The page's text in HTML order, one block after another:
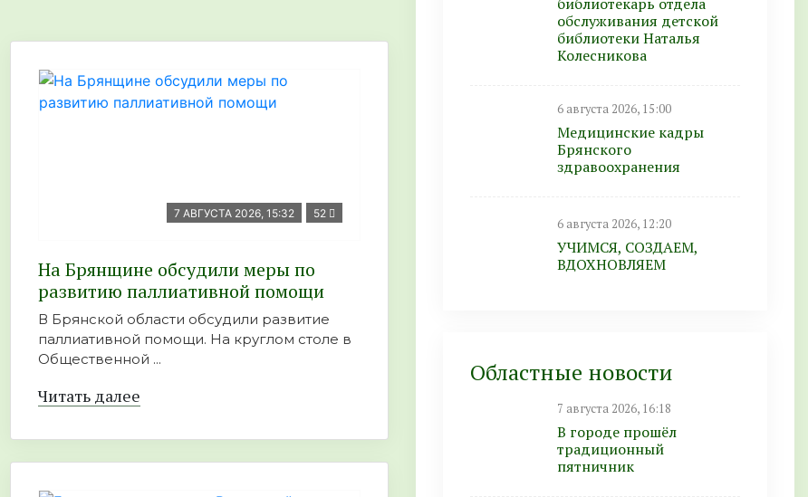
7 АВГУСТА 2026, 15:32 52
На Брянщине обсудили меры по
развитию паллиативной помощи
В Брянской области обсудили развитие
паллиативной помощи. На круглом столе в
Общественной ...
Читать далее
обслуживания детской
библиотеки Наталья
Колесникова
6 августа 2026, 15:00
Медицинские кадры
Брянского
здравоохранения
6 августа 2026, 12:20
УЧИМСЯ, СОЗДАЕМ,
ВДОХНОВЛЯЕМ
Областные новости
7 августа 2026, 16:18
В городе прошёл
традиционный
пятничник